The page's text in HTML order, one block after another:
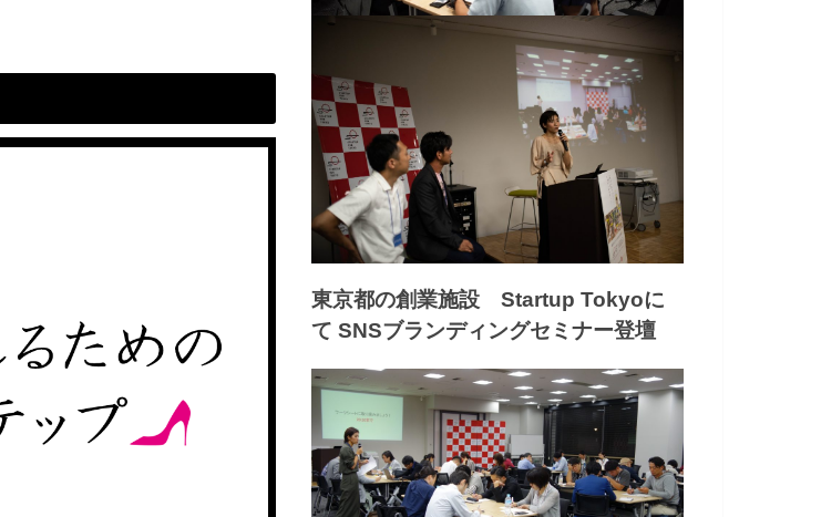
東京都の創業施設 Startup Tokyoに
て SNSブランディングセミナー登壇